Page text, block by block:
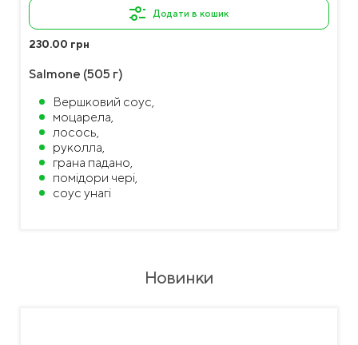
Додати в кошик
230.00 грн
Salmone (505 г)
Вершковий соус,
моцарела,
лосось,
руколла,
грана падано,
помідори чері,
соус унагі
Новинки